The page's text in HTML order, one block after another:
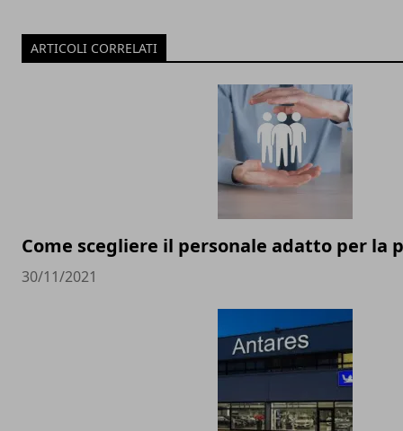
ARTICOLI CORRELATI
Come scegliere il personale adatto per la
30/11/2021